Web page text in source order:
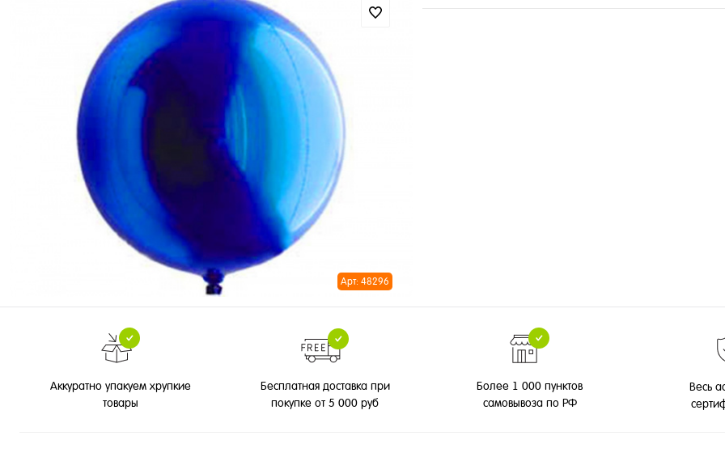
Арт: 48296
Аккуратно упакуем хрупкие
товары
Бесплатная доставка при
покупке от 5 000 руб
Более 1 000 пунктов
самовывоза по РФ
Весь